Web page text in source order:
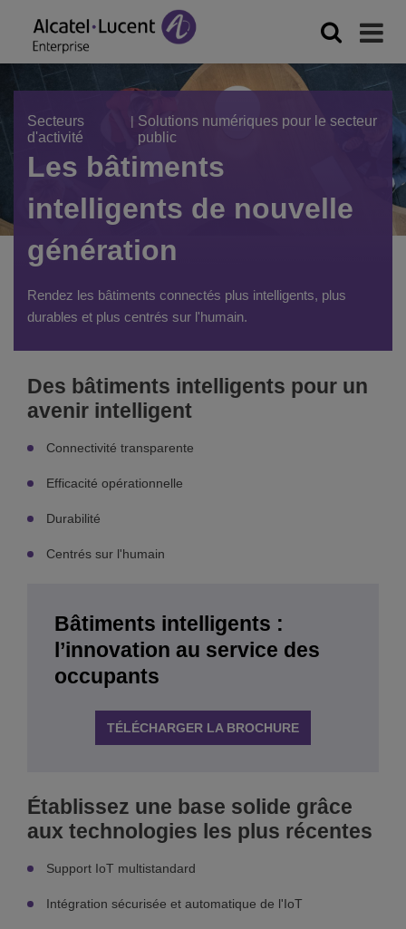
Secteurs
d'activité
| Solutions numériques pour le secteur
public
Les bâtiments
intelligents de nouvelle
génération
Rendez les bâtiments connectés plus intelligents, plus
durables et plus centrés sur l'humain.
Des bâtiments intelligents pour un
avenir intelligent
Connectivité transparente
Efficacité opérationnelle
Durabilité
Centrés sur l'humain
Bâtiments intelligents :
l’innovation au service des
occupants
TÉLÉCHARGER LA BROCHURE
Établissez une base solide grâce
aux technologies les plus récentes
Support IoT multistandard
Intégration sécurisée et automatique de l'IoT